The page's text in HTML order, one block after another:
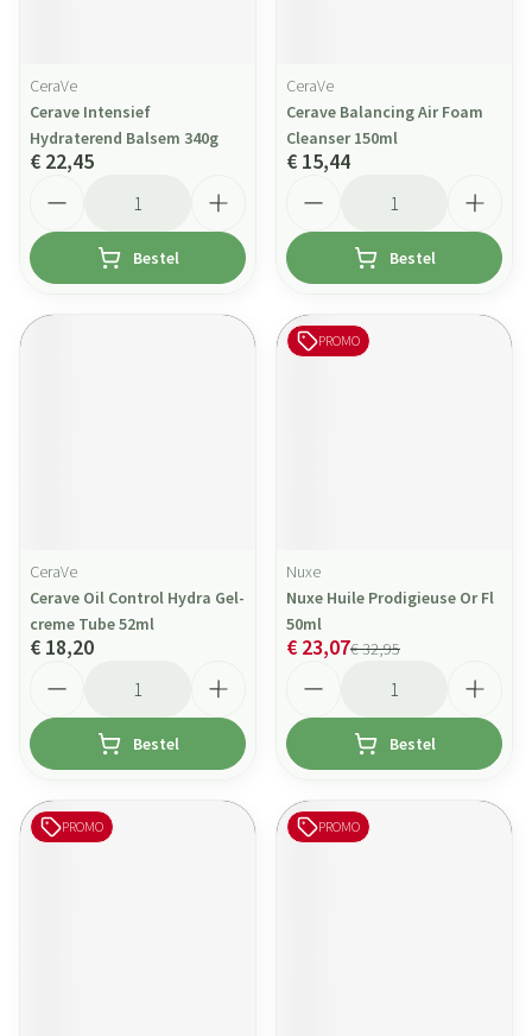
CeraVe
Cerave Intensief
Hydraterend Balsem 340g
€ 22,45
Bestel
CeraVe
Cerave Balancing Air Foam
Cleanser 150ml
€ 15,44
Bestel
CeraVe
Cerave Oil Control Hydra Gel-
creme Tube 52ml
€ 18,20
Bestel
PROMO
Nuxe
Nuxe Huile Prodigieuse Or Fl
50ml
€ 32,95
€ 23,07
Bestel
PROMO PROMO